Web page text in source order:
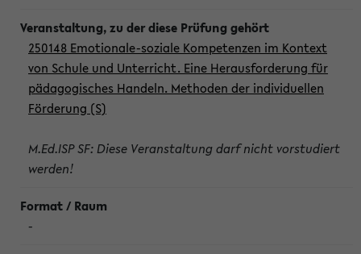
250148 Emotionale-soziale Kompetenzen im Kontext
von Schule und Unterricht. Eine Herausforderung für
pädagogisches Handeln. Methoden der individuellen
Förderung (S)
M.Ed.ISP SF: Diese Veranstaltung darf nicht vorstudiert
werden!
-